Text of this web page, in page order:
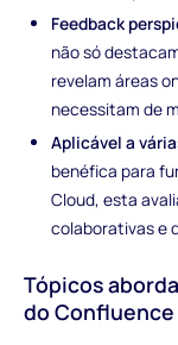
Feedback
não só
revelam áreas
necessitam de
Aplicável a
benéfica para
Cloud, esta
colaborativas e
Tópicos
do